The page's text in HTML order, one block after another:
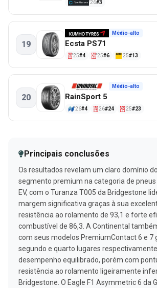
Resposta da direcção seca
Mudança de faixa seca
Manuseamento de cascalho
Resposta da direcção seca
Quilometragem
'26#3
Melhores pneus Verão para veículos elétricos
DESEMPENHO
Curva em círculo molhado
Frenagem úmida
Guia lateral húmida
Manuseamento a seco
19
Médio-alto
Ecsta PS71
'25#4 '25#6 '25#13
Melhores pneus Verão para veículos elétricos
DESEMPENHO
Aquaplanagem - longitudinal
Tração da grama
20
Médio-alto
RainSport 5
'26#4 '26#24 '25#23
DESEMPENHO
Manuseio úmido - objetivo
Ruído interior
Aquaplanagem - longitudinal
Guia lateral húmida
Principais conclusões
Os resultados revelam um claro domínio
segmento premium na categoria de pneus
EV, com o Turanza T005 da Bridgestone
margem significativa graças à sua
resistência ao rolamento de 93,1 e forte
combustível de 86,3. A Continental
com seus modelos PremiumContact 6 e 7
segundo e quarto lugares
desempenho equilibrado, porém com
resistência ao rolamento ligeiramente
Bridgestone. O Eagle F1 Asymmetric 6 da